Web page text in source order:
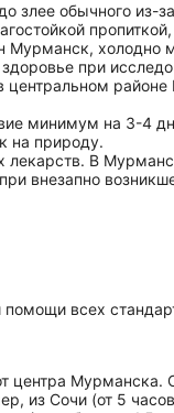
злее обычного
Мурманск,
при
минимум на 3-4
на природу.
В
внезапно
всех
центра
из Сочи (от 5